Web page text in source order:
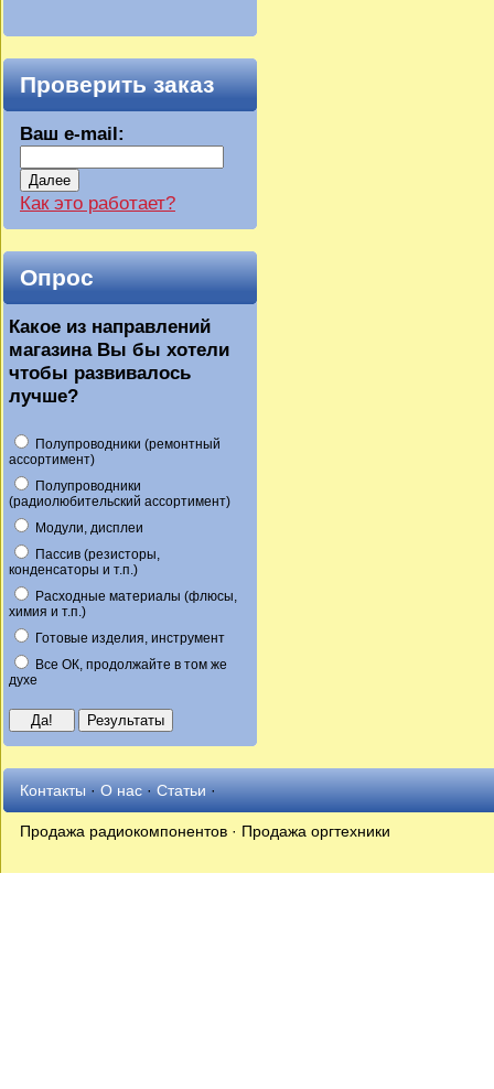
Проверить заказ
Ваш e-mail:
Далее
Как это работает?
Опрос
Какое из направлений
магазина Вы бы хотели
чтобы развивалось
лучше?
Полупроводники (ремонтный
ассортимент)
Полупроводники
(радиолюбительский ассортимент)
Модули, дисплеи
Пассив (резисторы,
конденсаторы и т.п.)
Расходные материалы (флюсы,
химия и т.п.)
Готовые изделия, инструмент
Все ОК, продолжайте в том же
духе
Контакты·О нас·Статьи·
Продажа радиокомпонентов · Продажа оргтехники